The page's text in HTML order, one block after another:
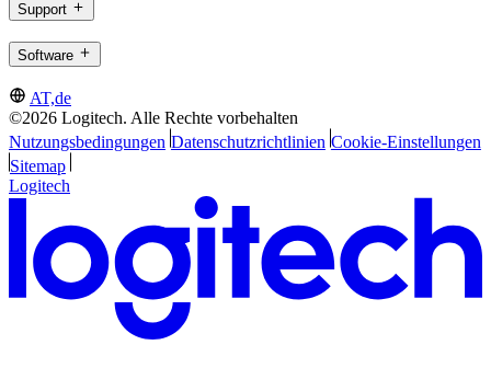
Support
Software
AT,de
©2026 Logitech. Alle Rechte vorbehalten
Nutzungsbedingungen Datenschutzrichtlinien Cookie-Einstellungen
Sitemap
Logitech